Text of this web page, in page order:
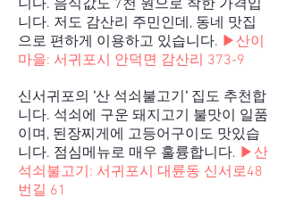
니다. 음식값도 7천 원으로 착한 가격입
니다. 저도 감산리 주민인데, 동네 맛집
으로 편하게 이용하고 있습니다. ▶산이
마을: 서귀포시 안덕면 감산리 373-9
신서귀포의 ​'산 석쇠불고기 ' 집도 추천합
니다. 석쇠에 구운 돼지고기 불맛이 일품
이며, 된장찌게에 고등어구이도 맛있습
니다. 점심메뉴로 매우 훌륭합니다. ▶산
석쇠불고기: 서귀포시 대륜동 신서로48
번길 61